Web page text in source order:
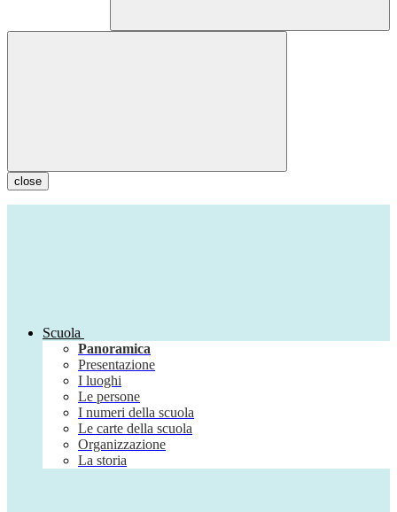
close
Scuola
Panoramica
Presentazione
I luoghi
Le persone
I numeri della scuola
Le carte della scuola
Organizzazione
La storia